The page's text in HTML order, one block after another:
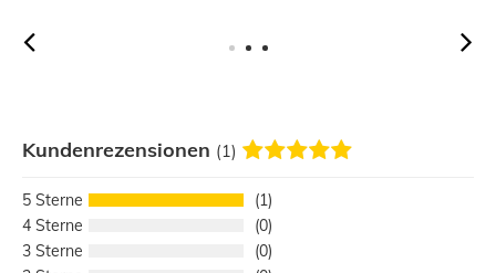
Kundenrezensionen (1)
5
1
4
0
3
0